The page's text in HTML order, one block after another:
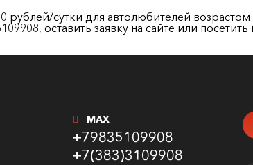
сутки для автолюбителей возрастом
оставить заявку на сайте или
MAX
+79835109908
+7(383)3109908